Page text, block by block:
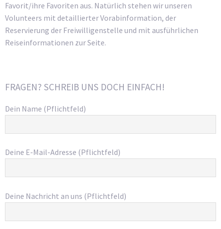
Favorit/ihre Favoriten aus. Natürlich stehen wir unseren
Volunteers mit detaillierter Vorabinformation, der
Reservierung der Freiwilligenstelle und mit ausführlichen
Reiseinformationen zur Seite.
FRAGEN? SCHREIB UNS DOCH EINFACH!
Dein Name (Pflichtfeld)
Deine E-Mail-Adresse (Pflichtfeld)
Deine Nachricht an uns (Pflichtfeld)